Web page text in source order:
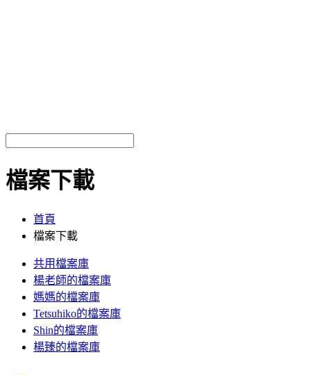
檔案下載
首頁
檔案下載
共用檔案庫
楊老師的檔案庫
媽媽的檔案庫
Tetsuhiko的檔案庫
Shin的檔案庫
楊臻的檔案庫